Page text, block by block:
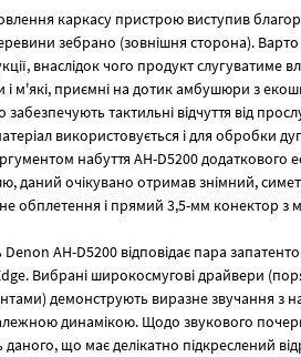
каркасу пристрою виступив
зебрано (зовнішня сторона). Варто
внаслідок чого продукт слугуватиме
м'які, приємні на дотик амбушюри з
тактильні відчуття від
використовується і для обробки
набуття AH-D5200 додаткового
даний очікувано отримав знімний,
обплетення і прямий 3,5-мм конектор з
AH-D5200 відповідає пара
Вибрані широкосмугові драйвери
демонструють виразне звучання з
динамікою. Щодо звукового
що має делікатно підкреслений